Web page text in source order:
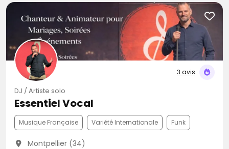
3 avis
DJ / Artiste solo
Essentiel Vocal
Musique Française Variété Internationale Funk
Montpellier (34)